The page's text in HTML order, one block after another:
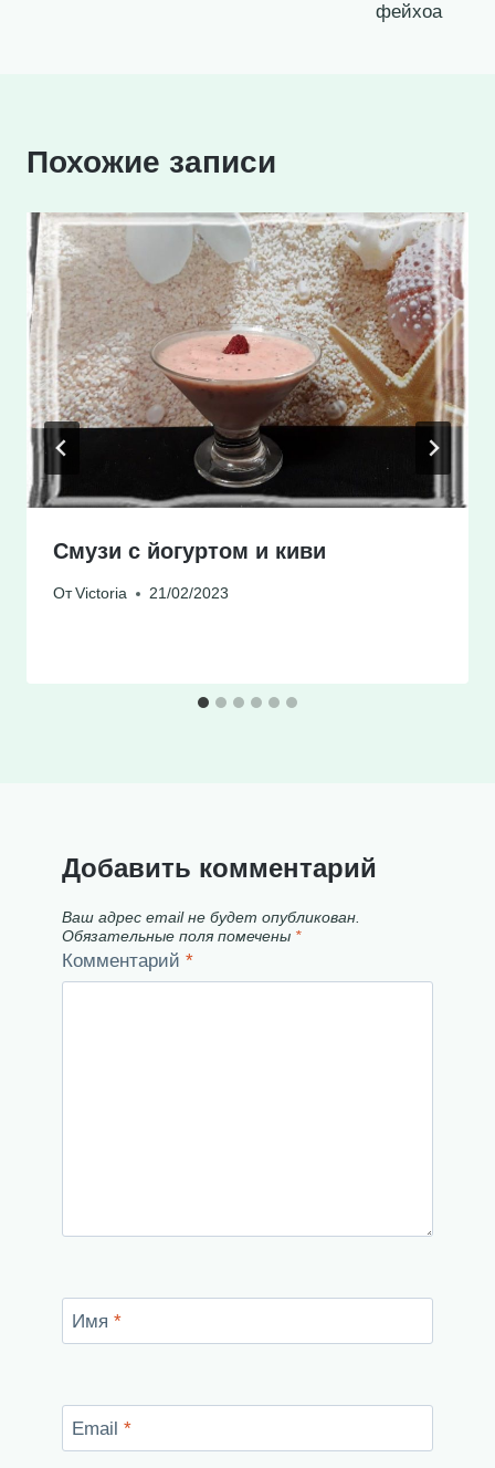
фейхоа
Похожие записи
Смузи с йогуртом и киви
От Victoria 21/02/2023
Добавить комментарий
Ваш адрес email не будет опубликован.
Обязательные поля помечены *
Комментарий *
Имя *
Email *